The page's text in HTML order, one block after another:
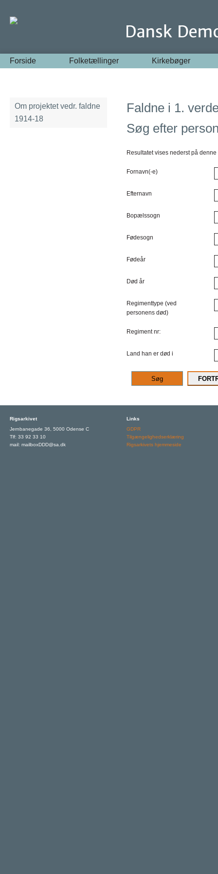
Forside Folketællinger Kirkebøger
Om projektet vedr. faldne
1914-18
Faldne i 1.
Søg efter
Resultatet vises nederst på denne
Fornavn(-e)
Efternavn
Bopælssogn
Fødesogn
Fødeår
Død år
Regimenttype (ved
personens død)
Regiment nr:
Land han er død i
Rigsarkivet
Jernbanegade 36, 5000 Odense C
Tlf: 33 92 33 10
mail: mailboxDDD@sa.dk
Links
GDPR
Tilgængelighedserklæring
Rigsarkivets hjemmeside